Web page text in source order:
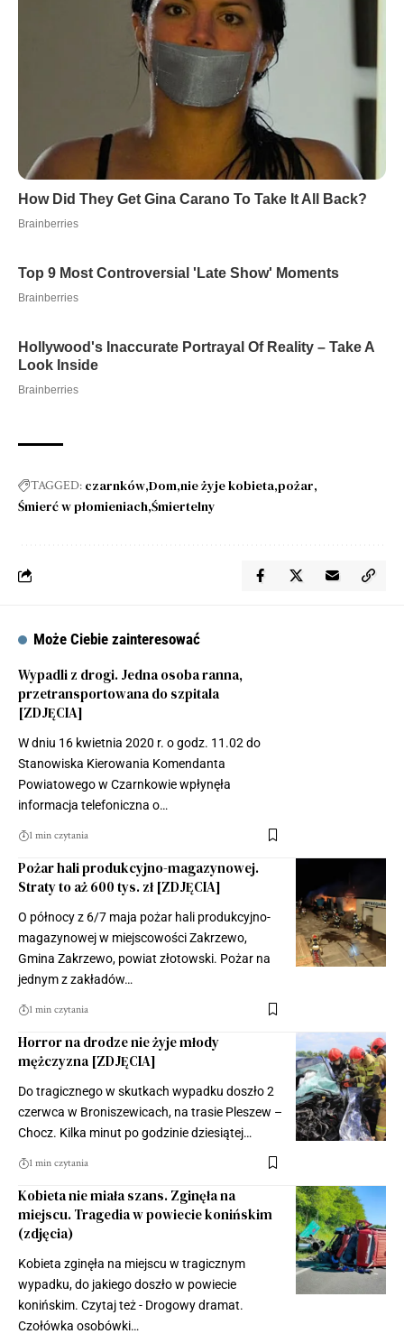
TAGGED: czarnków Dom nie żyje kobieta pożar
Śmierć w płomieniach Śmiertelny
Może Ciebie zainteresować
Wypadli z drogi. Jedna osoba ranna,
przetransportowana do szpitala
[ZDJĘCIA]
W dniu 16 kwietnia 2020 r. o godz. 11.02 do
Stanowiska Kierowania Komendanta
Powiatowego w Czarnkowie wpłynęła
informacja telefoniczna o…
1 min czytania
Pożar hali produkcyjno-magazynowej.
Straty to aż 600 tys. zł [ZDJĘCIA]
O północy z 6/7 maja pożar hali produkcyjno-
magazynowej w miejscowości Zakrzewo,
Gmina Zakrzewo, powiat złotowski. Pożar na
jednym z zakładów…
1 min czytania
Horror na drodze nie żyje młody
mężczyzna [ZDJĘCIA]
Do tragicznego w skutkach wypadku doszło 2
czerwca w Broniszewicach, na trasie Pleszew –
Chocz. Kilka minut po godzinie dziesiątej…
1 min czytania
Kobieta nie miała szans. Zginęła na
miejscu. Tragedia w powiecie konińskim
(zdjęcia)
Kobieta zginęła na miejscu w tragicznym
wypadku, do jakiego doszło w powiecie
konińskim. Czytaj też - Drogowy dramat.
Czołówka osobówki…